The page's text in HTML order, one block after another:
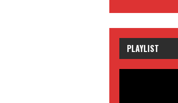
PLAYLIST